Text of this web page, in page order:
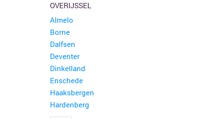
OVERIJSSEL
Almelo
Borne
Dalfsen
Deventer
Dinkelland
Enschede
Haaksbergen
Hardenberg